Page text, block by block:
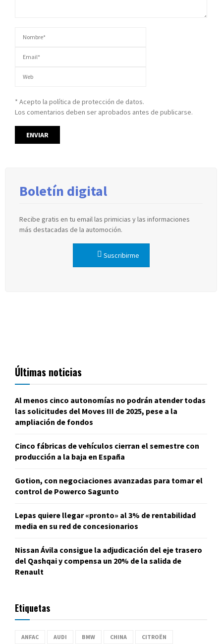
* Acepto la política de protección de datos.
Los comentarios deben ser aprobados antes de publicarse.
Boletín digital
Recibe gratis en tu email las primicias y las informaciones
más destacadas de la automoción.
Suscribirme
Últimas noticias
Al menos cinco autonomías no podrán atender todas
las solicitudes del Moves III de 2025, pese a la
ampliación de fondos
Cinco fábricas de vehículos cierran el semestre con
producción a la baja en España
Gotion, con negociaciones avanzadas para tomar el
control de Powerco Sagunto
Lepas quiere llegar «pronto» al 3% de rentabilidad
media en su red de concesionarios
Nissan Ávila consigue la adjudicación del eje trasero
del Qashqai y compensa un 20% de la salida de
Renault
Etiquetas
ANFAC AUDI BMW CHINA CITROËN